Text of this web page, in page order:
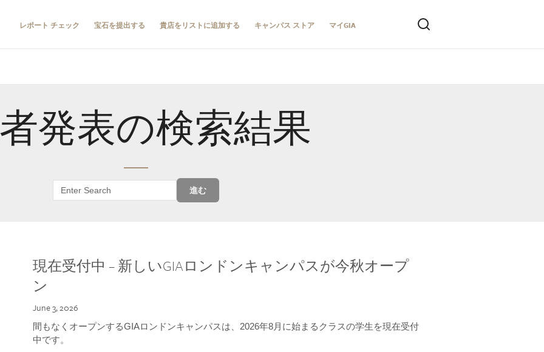
レポート チェック 宝石を提出する 貴店をリストに追加する キャンパス ストア マイGIA
発表の検索結果
進む
現在受付中 – 新しいGIAロンドンキャンパスが今秋オープ
ン
June 3, 2026
間もなくオープンするGIAロンドンキャンパスは、2026年8月に始まるクラスの学生を現在受付
中です。